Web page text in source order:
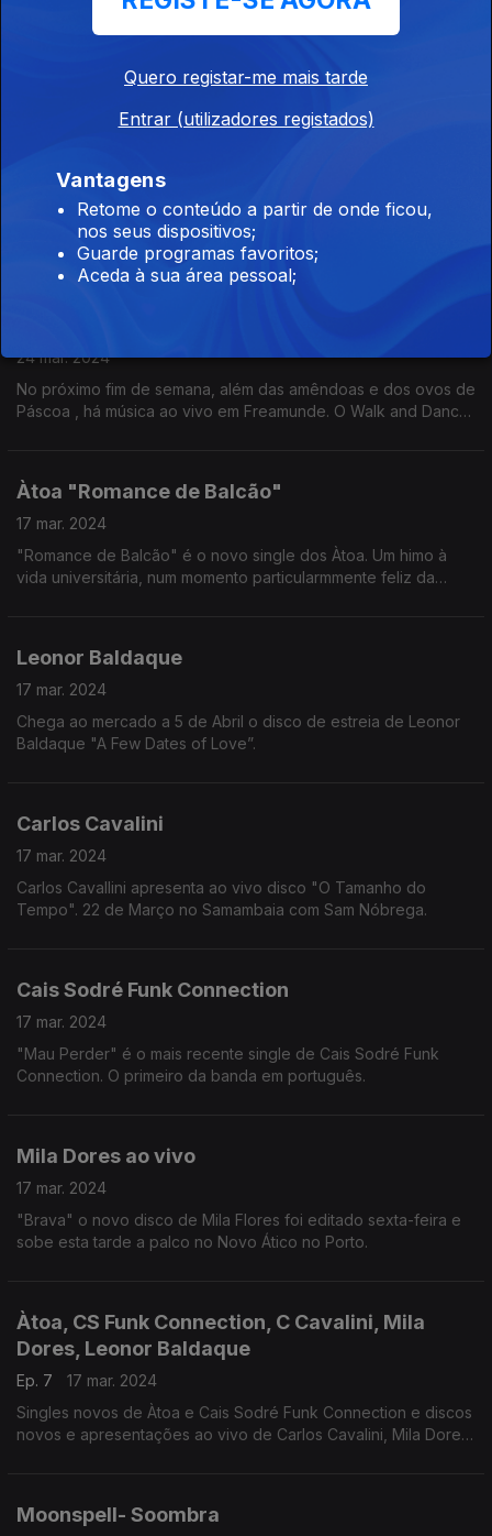
para que caminhemos juntos na mesma estrada.... com eles e
24 mar. 2024
BEMgil MORENOveloso é a digresão que traz de 12 a 21 de
abril a Portugal estes dois nomes da música brasileira. São
concertos Antena 1 que num só palco mostram duas carreiras.
24 mar. 2024
No próximo fim de semana, além das amêndoas e dos ovos de
Páscoa , há música ao vivo em Freamunde. O Walk and Dance
Àtoa "Romance de Balcão"
17 mar. 2024
"Romance de Balcão" é o novo single dos Àtoa. Um himo à
vida universitária, num momento particularmmente feliz da
Leonor Baldaque
17 mar. 2024
Chega ao mercado a 5 de Abril o disco de estreia de Leonor
Baldaque "A Few Dates of Love”.
Carlos Cavalini
17 mar. 2024
Carlos Cavallini apresenta ao vivo disco "O Tamanho do
Tempo". 22 de Março no Samambaia com Sam Nóbrega.
Cais Sodré Funk Connection
17 mar. 2024
"Mau Perder" é o mais recente single de Cais Sodré Funk
Connection. O primeiro da banda em português.
Mila Dores ao vivo
17 mar. 2024
"Brava" o novo disco de Mila Flores foi editado sexta-feira e
sobe esta tarde a palco no Novo Ático no Porto.
Àtoa, CS Funk Connection, C Cavalini, Mila
Dores, Leonor Baldaque
Ep. 7
17 mar. 2024
Singles novos de Àtoa e Cais Sodré Funk Connection e discos
novos e apresentações ao vivo de Carlos Cavalini, Mila Dores
Moonspell- Soombra
Quero registar-me mais tarde
Entrar (utilizadores registados)
Vantagens
Retome o conteúdo a partir de onde ficou,
nos seus dispositivos;
Guarde programas favoritos;
Aceda à sua área pessoal;